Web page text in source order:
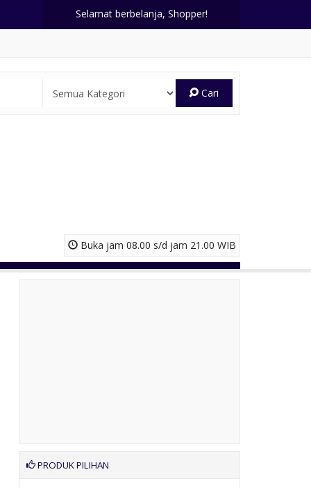
Selamat berbelanja, Shopper!
Cari
Buka jam 08.00 s/d jam 21.00 WIB
PRODUK PILIHAN